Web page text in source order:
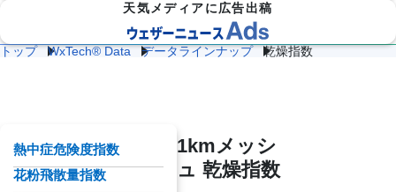
天気メディアに広告出稿
トップ WxTech®︎ Data データラインナップ 乾燥指数
熱中症危険度指数
花粉飛散量指数
1kmメッシ
ュ 乾燥指数